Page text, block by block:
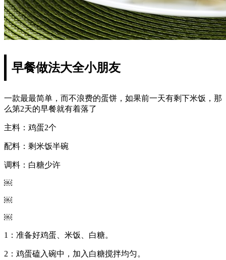
早餐做法大全小朋友
一款最最简单，而不浪费的蛋饼，如果前一天有剩下米饭，那
么第2天的早餐就有着落了
主料：鸡蛋2个
配料：剩米饭半碗
调料：白糖少许
￼
￼
￼
1：准备好鸡蛋、米饭、白糖。
2：鸡蛋磕入碗中，加入白糖搅拌均匀。